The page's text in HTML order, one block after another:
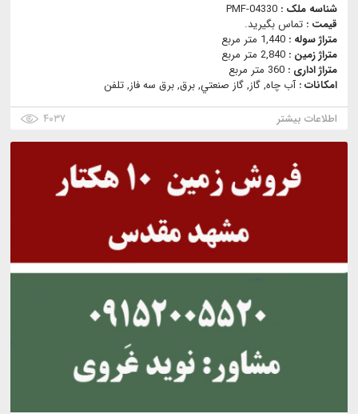
شناسه ملک : PMF-04330
قیمت : تماس بگیرید.
متراژ سوله : 1,440 متر مربع
متراژ زمین : 2,840 متر مربع
متراژ اداری : 360 متر مربع
امکانات :آب چاه, گاز, گاز صنعتي, برق, برق سه فاز, تلفن
اطلاعات بیشتر
۴۰۳۷